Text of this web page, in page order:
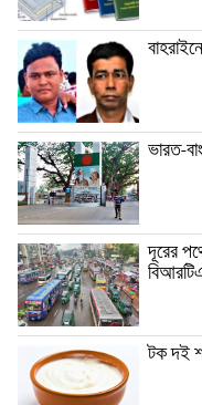
ভারত-
দূরের
টক দই